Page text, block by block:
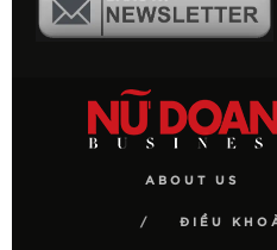
ABOUT US
ĐIỀU